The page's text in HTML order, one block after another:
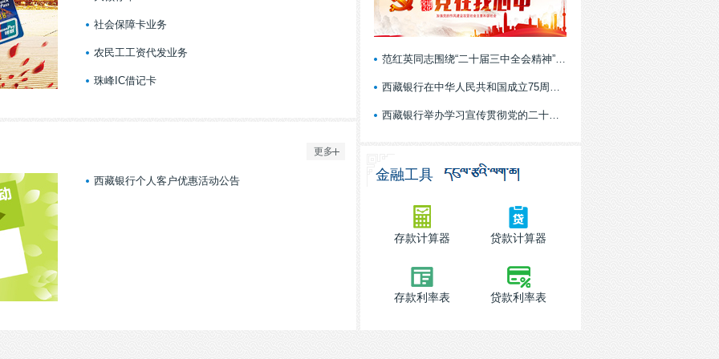
社会保障卡业务
农民工工资代发业务
珠峰IC借记卡
更多
西藏银行个人客户优惠活动公告
范红英同志围绕“二十届三中全会精神”作...
西藏银行在中华人民共和国成立75周年之际...
西藏银行举办学习宣传贯彻党的二十届三中...
金融工具
存款计算器 贷款计算器
存款利率表 贷款利率表